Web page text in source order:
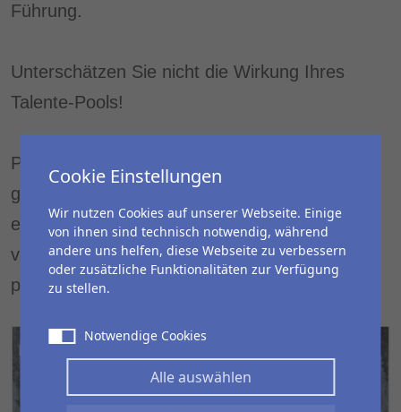
Führung.
Unterschätzen Sie nicht die Wirkung Ihres
Talente-Pools!
Potentielle Nachwuchsführungskräfte schauen
genau hin, wie effizient oder ineffizient, wie
erfolgsversprechend oder wenig
vielversprechend Ihr Talente-Pool für sie
persönlich ist.
Cookie Einstellungen
Wir nutzen Cookies auf unserer Webseite. Einige
von ihnen sind technisch notwendig, während
andere uns helfen, diese Webseite zu verbessern
oder zusätzliche Funktionalitäten zur Verfügung
zu stellen.
Notwendige Cookies
Alle auswählen